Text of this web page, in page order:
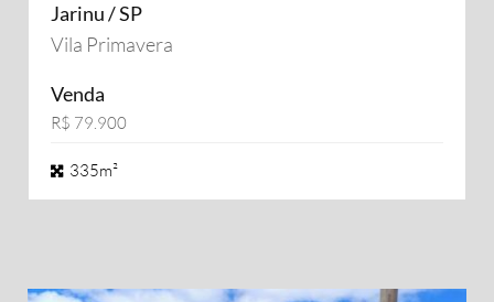
Jarinu / SP
Vila Primavera
Venda
R$ 79.900
335m²